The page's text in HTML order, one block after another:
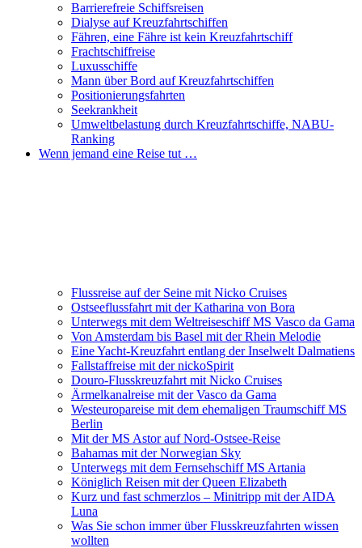
Barrierefreie Schiffsreisen
Dialyse auf Kreuzfahrtschiffen
Fähren, eine Fähre ist kein Kreuzfahrtschiff
Frachtschiffreise
Luxusschiffe
Mann über Bord auf Kreuzfahrtschiffen
Positionierungsfahrten
Seekrankheit
Umweltbelastung durch Kreuzfahrtschiffe, NABU-
Ranking
Wenn jemand eine Reise tut …
Flussreise auf der Seine mit Nicko Cruises
Ostseeflussfahrt mit der Katharina von Bora
Unterwegs mit dem Weltreiseschiff MS Vasco da Gama
Von Amsterdam bis Basel mit der Rhein Melodie
Eine Yacht-Kreuzfahrt entlang der Inselwelt Dalmatiens
Fallstaffreise mit der nickoSpirit
Douro-Flusskreuzfahrt mit Nicko Cruises
Ärmelkanalreise mit der Vasco da Gama
Westeuropareise mit dem ehemaligen Traumschiff MS
Berlin
Mit der MS Astor auf Nord-Ostsee-Reise
Bahamas mit der Norwegian Sky
Unterwegs mit dem Fernsehschiff MS Artania
Königlich Reisen mit der Queen Elizabeth
Kurz und fast schmerzlos – Minitripp mit der AIDA
Luna
Was Sie schon immer über Flusskreuzfahrten wissen
wollten